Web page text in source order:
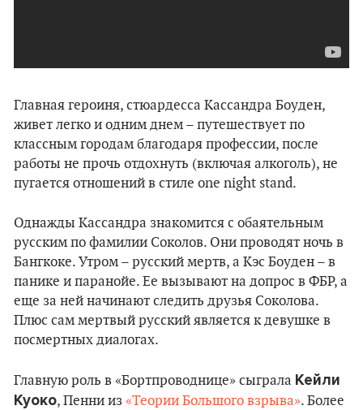
Главная героиня, стюардесса Кассандра Боуден,
живет легко и одним днем – путешествует по
классным городам благодаря профессии, после
работы не прочь отдохнуть (включая алкоголь), не
пугается отношений в стиле one night stand.
Однажды Кассандра знакомится с обаятельным
русским по фамилии Соколов. Они проводят ночь в
Бангкоке. Утром – русский мертв, а Кэс Боуден – в
панике и паранойе. Ее вызывают на допрос в ФБР, а
еще за ней начинают следить друзья Соколова.
Плюс сам мертвый русский является к девушке в
посмертных диалогах.
Главную роль в «Бортпроводнице» сыграла Кейли
Куоко, Пенни из «Теории Большого взрыва». Более